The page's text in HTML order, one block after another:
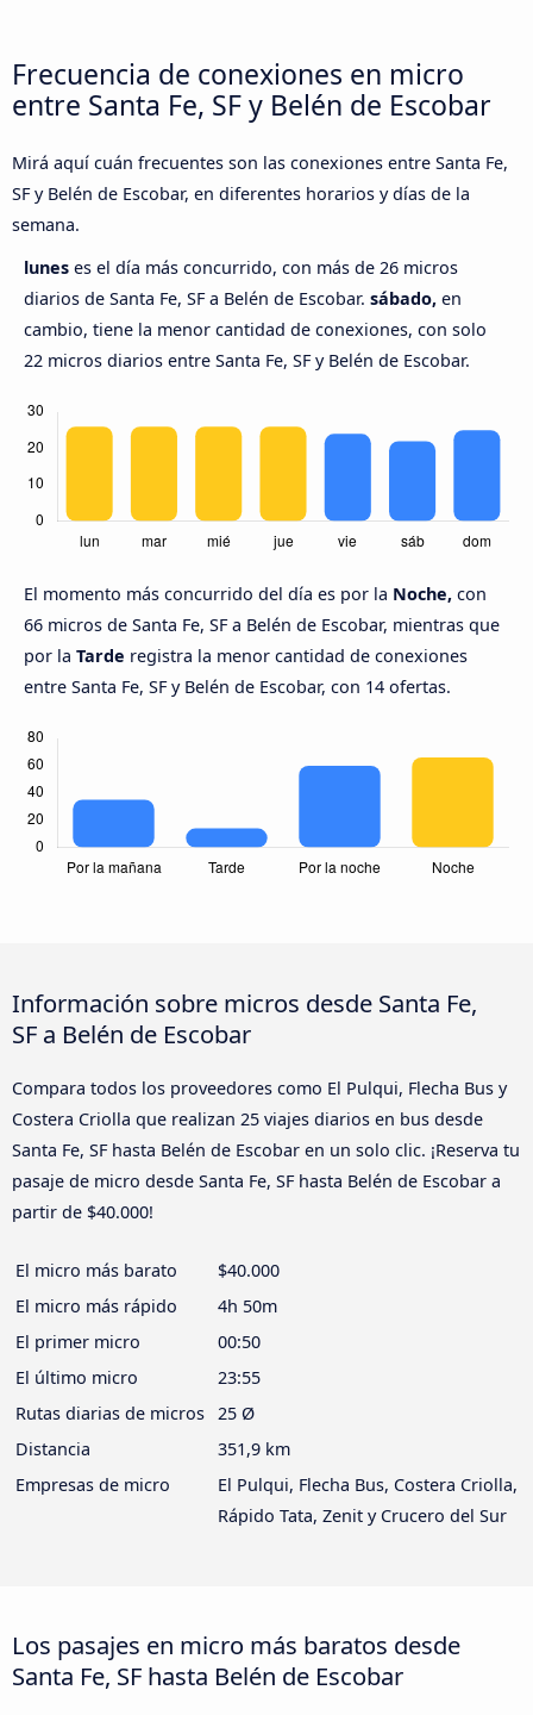
Frecuencia de conexiones en micro
entre Santa Fe, SF y Belén de Escobar
Mirá aquí cuán frecuentes son las conexiones entre Santa Fe,
SF y Belén de Escobar, en diferentes horarios y días de la
semana.
lunes es el día más concurrido, con más de 26 micros
diarios de Santa Fe, SF a Belén de Escobar. sábado, en
cambio, tiene la menor cantidad de conexiones, con solo
22 micros diarios entre Santa Fe, SF y Belén de Escobar.
El momento más concurrido del día es por la Noche, con
66 micros de Santa Fe, SF a Belén de Escobar, mientras que
por la Tarde registra la menor cantidad de conexiones
entre Santa Fe, SF y Belén de Escobar, con 14 ofertas.
Información sobre micros desde Santa Fe,
SF a Belén de Escobar
Compara todos los proveedores como El Pulqui, Flecha Bus y
Costera Criolla que realizan 25 viajes diarios en bus desde
Santa Fe, SF hasta Belén de Escobar en un solo clic. ¡Reserva tu
pasaje de micro desde Santa Fe, SF hasta Belén de Escobar a
partir de $40.000!
El micro más barato
$40.000
El micro más rápido
4h 50m
El primer micro
00:50
El último micro
23:55
Rutas diarias de micros 25 Ø
Distancia
351,9 km
Empresas de micro
El Pulqui, Flecha Bus, Costera Criolla,
Rápido Tata, Zenit y Crucero del Sur
Los pasajes en micro más baratos desde
Santa Fe, SF hasta Belén de Escobar